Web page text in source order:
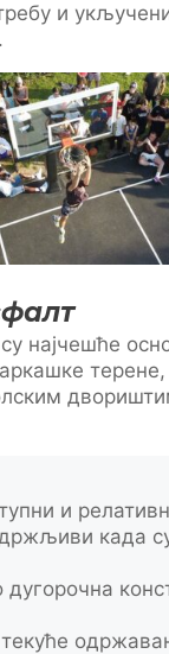
и
најчешће
терене,
и
када
дугорочна